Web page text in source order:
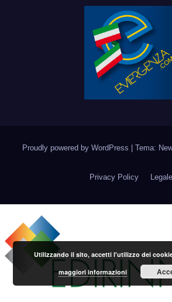
Proudly powered by WordPress Tema:
Privacy Policy Legale
Utilizzando il sito, accetti l'utilizzo dei
maggiori informazioni